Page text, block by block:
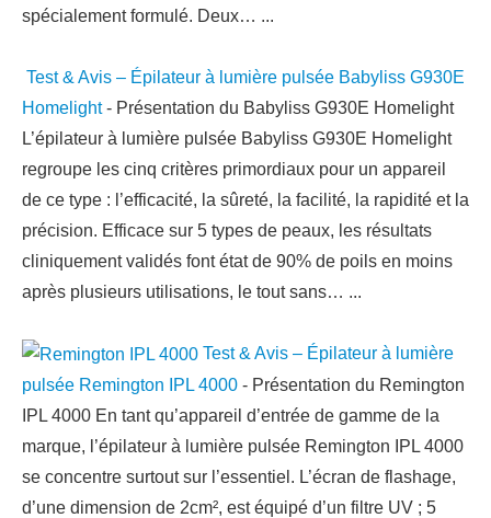
spécialement formulé. Deux… ...
Test & Avis – Épilateur à lumière pulsée Babyliss G930E
Homelight - Présentation du Babyliss G930E Homelight
L’épilateur à lumière pulsée Babyliss G930E Homelight
regroupe les cinq critères primordiaux pour un appareil
de ce type : l’efficacité, la sûreté, la facilité, la rapidité et la
précision. Efficace sur 5 types de peaux, les résultats
cliniquement validés font état de 90% de poils en moins
après plusieurs utilisations, le tout sans… ...
Test & Avis – Épilateur à lumière
pulsée Remington IPL 4000 - Présentation du Remington
IPL 4000 En tant qu’appareil d’entrée de gamme de la
marque, l’épilateur à lumière pulsée Remington IPL 4000
se concentre surtout sur l’essentiel. L’écran de flashage,
d’une dimension de 2cm², est équipé d’un filtre UV ; 5